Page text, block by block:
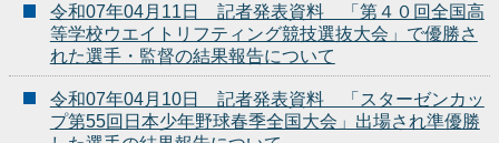
令和07年04月11日 記者発表資料 「第４０回全国高
等学校ウエイトリフティング競技選抜大会」で優勝さ
れた選手・監督の結果報告について
令和07年04月10日 記者発表資料 「スターゼンカッ
プ第55回日本少年野球春季全国大会」出場され準優勝